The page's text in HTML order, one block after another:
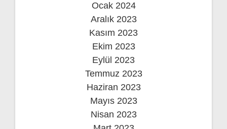
Ocak 2024
Aralık 2023
Kasım 2023
Ekim 2023
Eylül 2023
Temmuz 2023
Haziran 2023
Mayıs 2023
Nisan 2023